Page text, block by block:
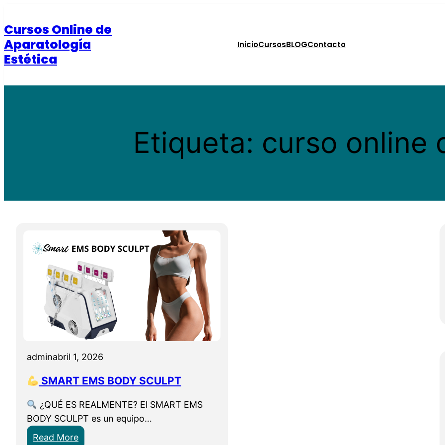
al
contenido
Cursos Online de
Aparatología
Estética
InicioCursosBLOGContacto
Etiqueta: curso online
adminabril 1, 2026
SMART EMS BODY SCULPT
¿QUÉ ES REALMENTE? El SMART EMS
BODY SCULPT es un equipo…
Read More: